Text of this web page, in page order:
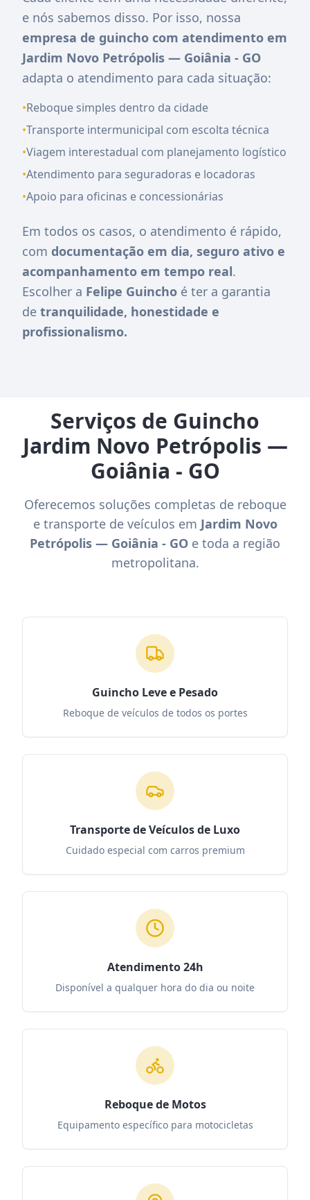
e nós sabemos disso. Por isso, nossa
empresa de guincho com atendimento em
Jardim Novo Petrópolis — Goiânia - GO
adapta o atendimento para cada situação:
•Reboque simples dentro da cidade
•Transporte intermunicipal com escolta técnica
•Viagem interestadual com planejamento logístico
•Atendimento para seguradoras e locadoras
•Apoio para oficinas e concessionárias
Em todos os casos, o atendimento é rápido,
com documentação em dia, seguro ativo e
acompanhamento em tempo real.
Escolher a Felipe Guincho é ter a garantia
de tranquilidade, honestidade e
profissionalismo.
Serviços de Guincho
Jardim Novo Petrópolis —
Goiânia - GO
Oferecemos soluções completas de reboque
e transporte de veículos em Jardim Novo
Petrópolis — Goiânia - GO e toda a região
metropolitana.
Guincho Leve e Pesado
Reboque de veículos de todos os portes
Transporte de Veículos de Luxo
Cuidado especial com carros premium
Atendimento 24h
Disponível a qualquer hora do dia ou noite
Reboque de Motos
Equipamento específico para motocicletas